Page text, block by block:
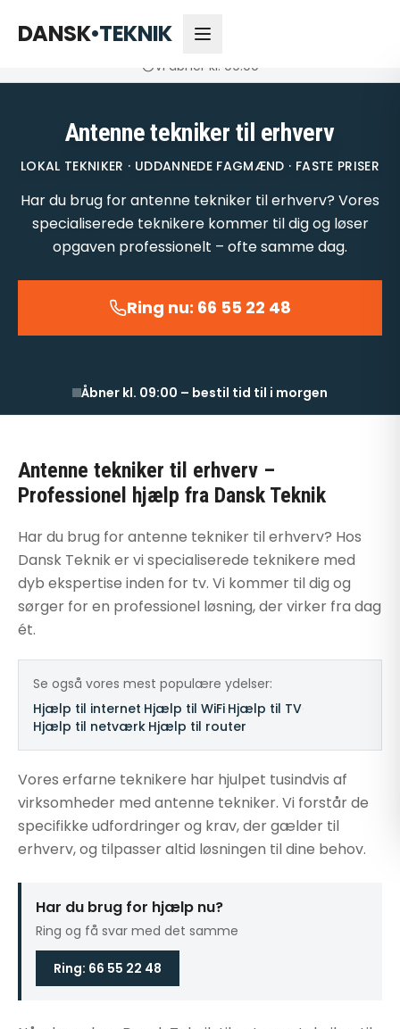
DANSK•TEKNIK
Åbner kl. 09:00
Vi åbner kl. 09:00
Antenne tekniker til erhverv
LOKAL TEKNIKER · UDDANNEDE FAGMÆND · FASTE PRISER
Har du brug for antenne tekniker til erhverv? Vores
specialiserede teknikere kommer til dig og løser
opgaven professionelt – ofte samme dag.
Ring nu: 66 55 22 48
Åbner kl. 09:00 – bestil tid til i morgen
Antenne tekniker til erhverv –
Professionel hjælp fra Dansk Teknik
Har du brug for antenne tekniker til erhverv? Hos
Dansk Teknik er vi specialiserede teknikere med
dyb ekspertise inden for tv. Vi kommer til dig og
sørger for en professionel løsning, der virker fra dag
ét.
Se også vores mest populære ydelser:
Hjælp til internet Hjælp til WiFi Hjælp til TV
Hjælp til netværk Hjælp til router
Vores erfarne teknikere har hjulpet tusindvis af
virksomheder med antenne tekniker. Vi forstår de
specifikke udfordringer og krav, der gælder til
erhverv, og tilpasser altid løsningen til dine behov.
Har du brug for hjælp nu?
Ring og få svar med det samme
Ring: 66 55 22 48